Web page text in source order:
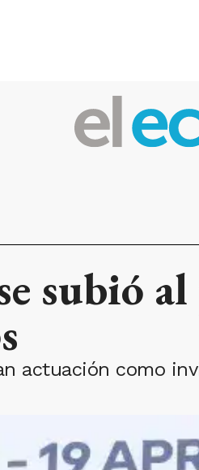
subió
actuación como